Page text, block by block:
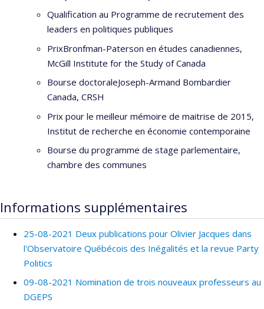
Chaire sur la Démocratie Électorale, Université de Montréal.
2025« Les innovations en santé : comment repenser un
système de santé plus accessible, plus équitable et mieux
adapté aux réalités d’aujourd’hui. » Colloque des Rencontres
Maitres chez vous. Force Jeunesse.
2025« Priorité à la santé : les préférences des
Québécois en perspective comparée. » Midi de la science
politique, Université Laval et présentation au CIRANO
2025« Health Crises and Public Finance in Canada. »
International conference onManaging Health Crises in
2025« L’économie politique de l’austérité. » Congrès du
Syndicat des professionnels du gouvernement du Québec
2025« Panel : Face à la crise, tous ensemble pour un
avenir plus juste. » Centre communautaire Côt-des-Neiges
« Les rendez-vous du Collège : La place du privé
Qualification au Programme de recrutement des
leaders en politiques publiques
PrixBronfman-Paterson en études canadiennes,
McGill Institute for the Study of Canada
Bourse doctoraleJoseph-Armand Bombardier
Canada, CRSH
Prix pour le meilleur mémoire de maitrise de 2015,
Institut de recherche en économie contemporaine
Bourse du programme de stage parlementaire,
chambre des communes
Informations supplémentaires
25-08-2021 Deux publications pour Olivier Jacques dans
l'Observatoire Québécois des Inégalités et la revue Party
Politics
09-08-2021 Nomination de trois nouveaux professeurs au
DGEPS